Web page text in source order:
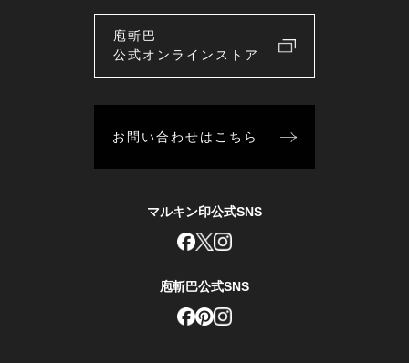
庖斬巴
公式オンラインストア
お問い合わせはこちら
マルキン印公式SNS
庖斬巴公式SNS